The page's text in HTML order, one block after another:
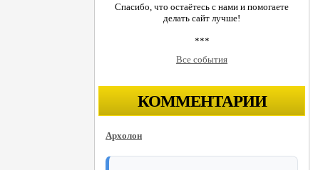
Спасибо, что остаётесь с нами и помогаете
делать сайт лучше!
***
Все события
КОММЕНТАРИИ
Архолон